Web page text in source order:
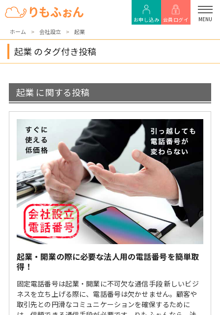
お申し込み 会員ログイ MENU
ホーム 会社設立 起業
起業 のタグ付き投稿
起業 に関する投稿
起業・開業の際に必要な法人用の電話番号を簡単取
得！
固定電話番号は起業・開業に不可欠な通信手段 新しいビジ
ネスを立ち上げる際に、電話番号は欠かせません。顧客や
取引先との円滑なコミュニケーションを確保するために